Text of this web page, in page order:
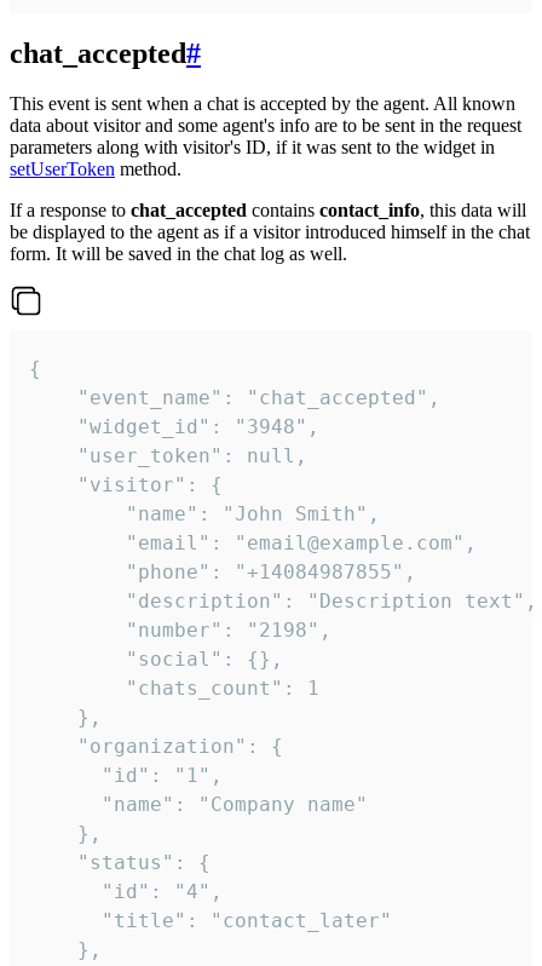
chat_accepted#
This event is sent when a chat is accepted by the agent. All known
data about visitor and some agent's info are to be sent in the request
parameters along with visitor's ID, if it was sent to the widget in
setUserToken method.
If a response to chat_accepted contains contact_info, this data will
be displayed to the agent as if a visitor introduced himself in the chat
form. It will be saved in the chat log as well.
{
    "event_name": "chat_accepted",
    "widget_id": "3948",
    "user_token": null,
    "visitor": {
        "name": "John Smith",
        "email": "email@example.com",
        "phone": "+14084987855",
        "description": "Description text",
        "number": "2198",
        "social": {},
        "chats_count": 1
    },
    "organization": {
      "id": "1",
      "name": "Company name"
    },
    "status": {
      "id": "4",
      "title": "contact_later"
    },